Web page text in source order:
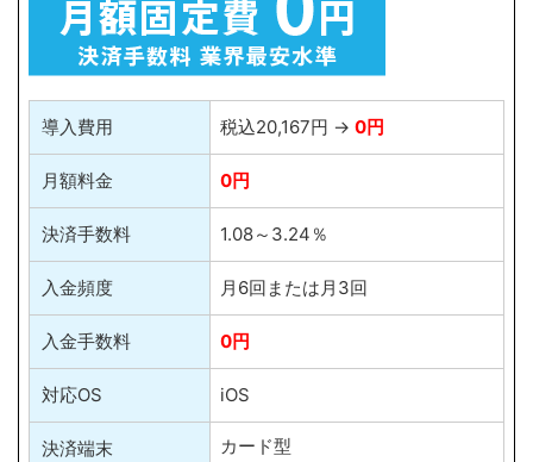
導入費用 税込20,167円 → 0円
月額料金 0円
決済手数料 1.08～3.24％
入金頻度 月6回または月3回
入金手数料 0円
対応OS iOS
決済端末
カード型